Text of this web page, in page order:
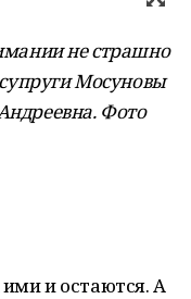
не страшно
Мосуновы
Фото
и остаются. А